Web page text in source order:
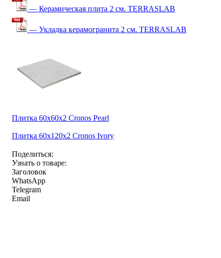
— Керамическая плита 2 см. TERRASLAB
— Укладка керамогранита 2 см. TERRASLAB
Плитка 60x60x2 Cronos Pearl
Плитка 60x120x2 Cronos Ivory
Поделиться:
Узнать о товаре:
Заголовок
WhatsApp
Telegram
Email